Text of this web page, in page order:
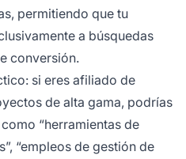
permitiendo que tu
a búsquedas
conversión.
si eres afiliado de
de alta gama, podrías
“herramientas de
“empleos de gestión de